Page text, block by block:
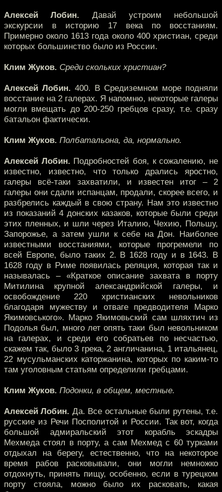
Алексей Лобин. Давай устроим небольшой
экскурсии в историю 17 века по восстаниям.
Примерно около 1613 года около 400 христиан, среди
которых большинство было из России.
Клим Жуков. Среди скольких христиан?
Алексей Лобин. 400. В Средиземном море подняли
восстание на 2 галерах. Я напомню, некоторые галеры
могли вмещать до 200-250 гребцов сразу, т.е. сразу
батальон фактически.
Клим Жуков. Полбатальона, да, нормально.
Алексей Лобин. Подробностей боя, к сожалению, не
известно, известно, что только дрались яростно,
галеры всё-таки захватили, и известен итог – 2
галеры они сдали испанцам, продали, скорее всего, и
разбрелись каждый в свою страну. Нам это известно
из показаний 4 донских казаков, которые были среди
этих пленных, и шли через Италию, Чехию, Польшу,
Запорожье, а затем ушли к себе на Дон. Наиболее
известными восстаниями, которые прогремели по
всей Европе, было таких 2. В 1628 году и в 1643. В
1628 году в Риме появилась реляция, которая так и
называлась – «Краткое описание захвата в порту
Митилина крупной александрийской галеры, и
освобождение 220 христианских невольников
благодаря мужеству и отваге предводителя Марко
Якимовського». Марко Якимовьский сам шляхтич из
Подолья был, много лет опять таки был невольником
на галерах, и среди его собратьев по несчастью,
скажем так, было 3 грека, 2 англичанина, 1 итальянец,
22 мусульманских каторжанина, которых по каким-то
там уголовным статьям определили гребцами.
Клим Жуков. Подонки, в общем, местные.
Алексей Лобин. Да. Все остальные были рутены, т.е.
русские из Речи Посполитой и России. Так вот, когда
большой адмиральский этот корабль эскадры
Мехмеда стоял в порту, а сам Мехмед с 60 турками
отдыхал на берегу, естественно, что на некоторое
время рабов расковывали, они могли немножко
отдохнуть, принять пищу, особенно, если в турецком
порту стояла, можно было их расковать, какая